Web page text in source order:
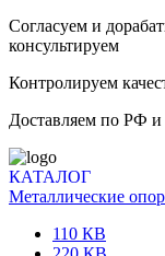
Согласуем и
консультируем
Контролируем
Доставляем по РФ
КАТАЛОГ
Металлические
110 КВ